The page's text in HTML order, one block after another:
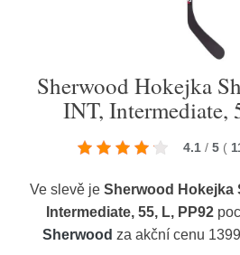
Sherwood Hokejka
INT, Intermediate,
4.1 / 5 (
Ve slevě je Sherwood Hokejka
Intermediate, 55, L, PP92
Sherwood za akční cenu